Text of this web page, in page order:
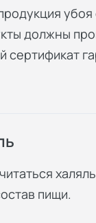
должны
сертификат
пищи.